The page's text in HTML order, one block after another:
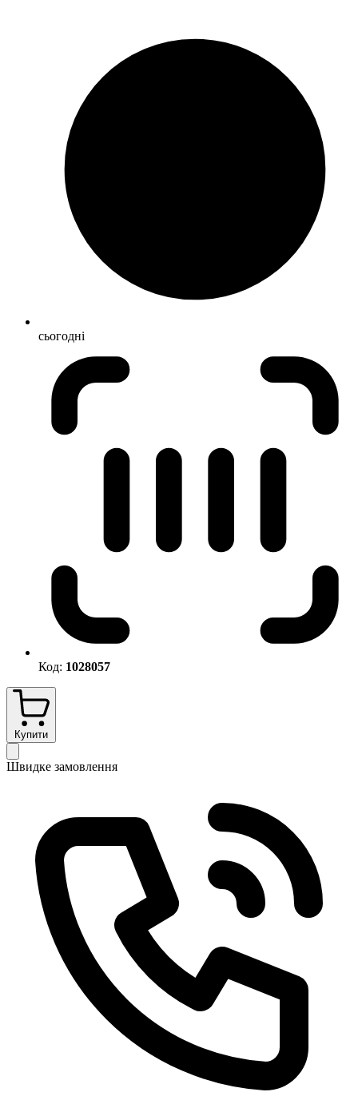
сьогодні
Код: 1028057
Купити
Швидке замовлення